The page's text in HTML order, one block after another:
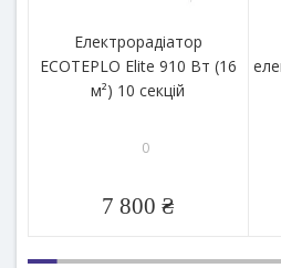
Електрорадіатор
ECOTEPLO Elite 910 Вт (16
м²) 10 секцій
0
7 800 ₴